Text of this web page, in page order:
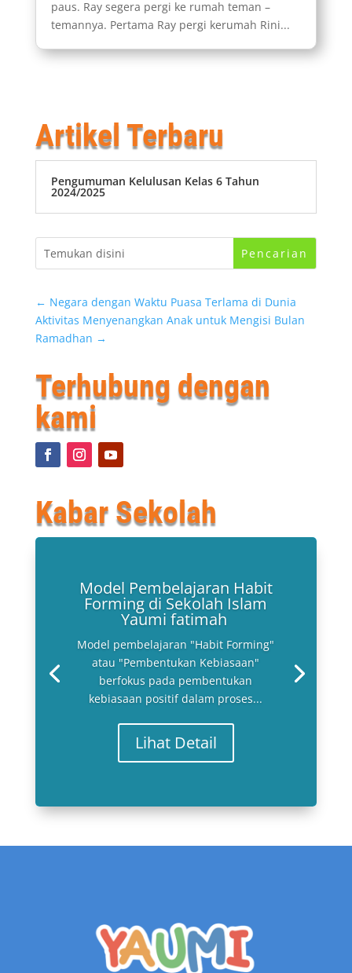
paus. Ray segera pergi ke rumah teman –
temannya. Pertama Ray pergi kerumah Rini...
Artikel Terbaru
Pengumuman Kelulusan Kelas 6 Tahun
2024/2025
← Negara dengan Waktu Puasa Terlama di Dunia
Aktivitas Menyenangkan Anak untuk Mengisi Bulan
Ramadhan →
Terhubung dengan
kami
Kabar Sekolah
Model Pembelajaran Habit
Forming di Sekolah Islam
Yaumi fatimah
Model pembelajaran "Habit Forming"
atau "Pembentukan Kebiasaan"
berfokus pada pembentukan
kebiasaan positif dalam proses...
Lihat Detail